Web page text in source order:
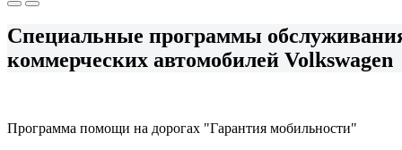
Специальные программы
коммерческих автомобилей Volkswagen
Программа помощи на дорогах "Гарантия мобильности"